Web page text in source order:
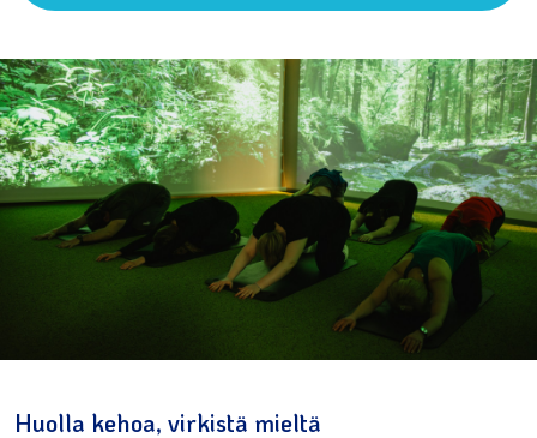
Huolla kehoa, virkistä mieltä